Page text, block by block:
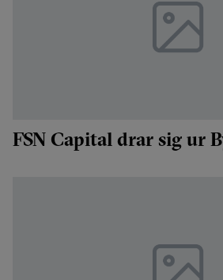
FSN Capital drar sig ur